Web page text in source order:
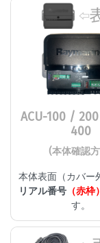
ACU-100 /
400
(本体確認
本体表面（カバー
リアル番号（赤枠）
す。